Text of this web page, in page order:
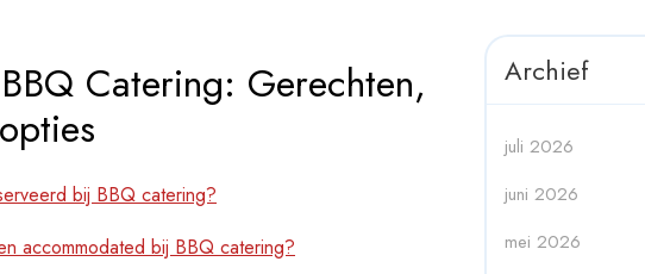
Catering: Gerechten,
bij BBQ catering?
accommodated bij BBQ catering?
Archief
juli 2026
juni 2026
mei 2026